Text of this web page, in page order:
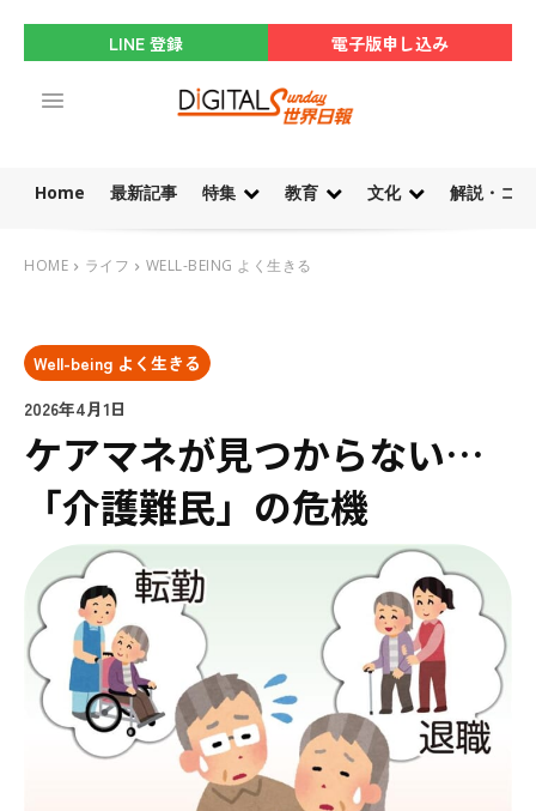
LINE 登録 電子版申し込み
Home 最新記事 特集 教育 文化 解説・コ
HOME ライフ WELL-BEING よく生きる
Well-being よく生きる
2026年4月1日
ケアマネが見つからない…
「介護難民」の危機